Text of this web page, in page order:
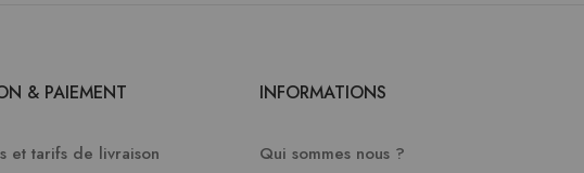
& PAIEMENT
et tarifs de livraison
INFORMATIONS
Qui sommes nous ?